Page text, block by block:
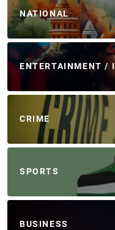
NATIONAL
ENTERTAINMENT /
CRIME
SPORTS
BUSINESS